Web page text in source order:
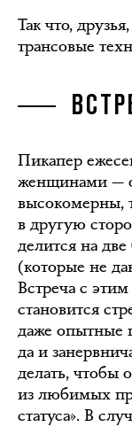
Так что,
трансовые
Пикапер
женщинами —
высокомерны,
в другую
делится на
(которые не
Встреча с
становится
даже опытные
да и
делать, чтобы
из любимых
статуса». В